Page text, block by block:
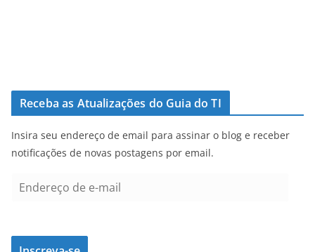
Receba as Atualizações do Guia do TI
Insira seu endereço de email para assinar o blog e receber
notificações de novas postagens por email.
e